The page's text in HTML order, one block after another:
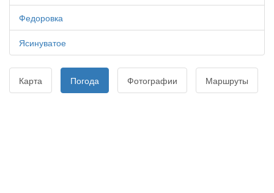
Федоровка
Ясинуватое
Карта Погода Фотографии Маршруты